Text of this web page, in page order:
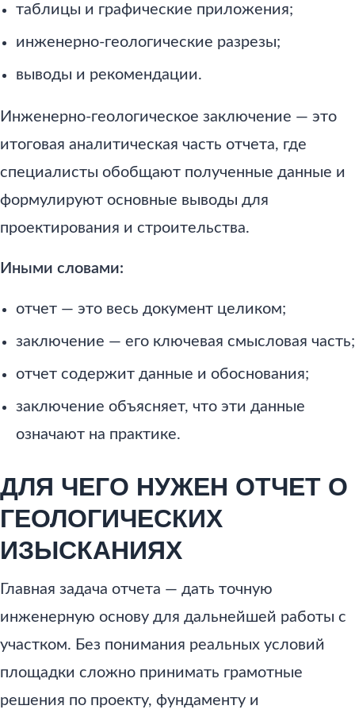
таблицы и графические приложения;
инженерно-геологические разрезы;
выводы и рекомендации.
Инженерно-геологическое заключение — это
итоговая аналитическая часть отчета, где
специалисты обобщают полученные данные и
формулируют основные выводы для
проектирования и строительства.
Иными словами:
отчет — это весь документ целиком;
заключение — его ключевая смысловая часть;
отчет содержит данные и обоснования;
заключение объясняет, что эти данные
означают на практике.
ДЛЯ ЧЕГО НУЖЕН ОТЧЕТ О
ГЕОЛОГИЧЕСКИХ
ИЗЫСКАНИЯХ
Главная задача отчета — дать точную
инженерную основу для дальнейшей работы с
участком. Без понимания реальных условий
площадки сложно принимать грамотные
решения по проекту, фундаменту и